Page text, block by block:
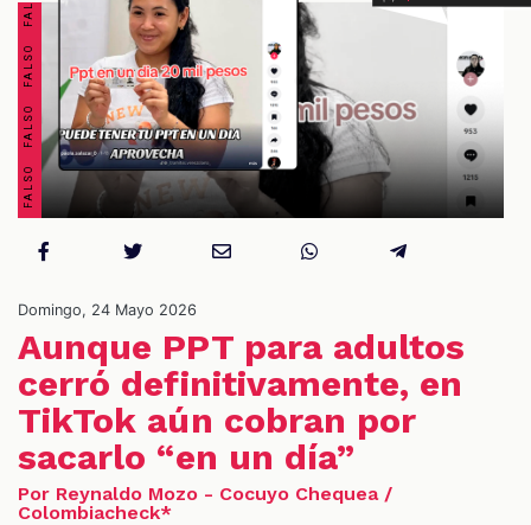
Domingo, 24 Mayo 2026
Aunque PPT para adultos
cerró definitivamente, en
TikTok aún cobran por
sacarlo “en un día”
Por Reynaldo Mozo - Cocuyo Chequea /
Colombiacheck*